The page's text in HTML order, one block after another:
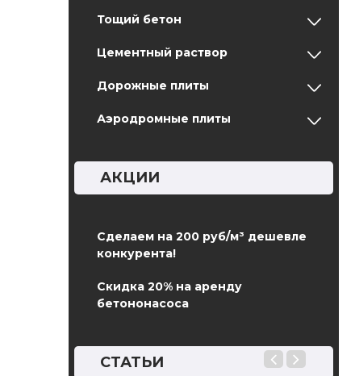
Тощий бетон
Цементный раствор
Дорожные плиты
Аэродромные плиты
АКЦИИ
Сделаем на 200 руб/м³ дешевле
конкурента!
Скидка 20% на аренду
бетононасоса
СТАТЬИ